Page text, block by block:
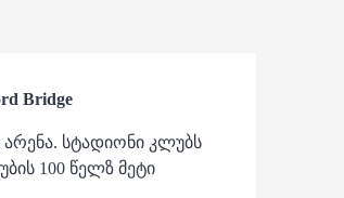
Bridge
არენა. სტადიონი კლუბს
100 წელზ მეტი